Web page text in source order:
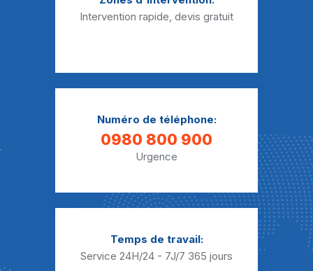
Intervention rapide, devis gratuit
Numéro de téléphone:
0980 800 900
Urgence
Temps de travail:
Service 24H/24 - 7J/7 365 jours